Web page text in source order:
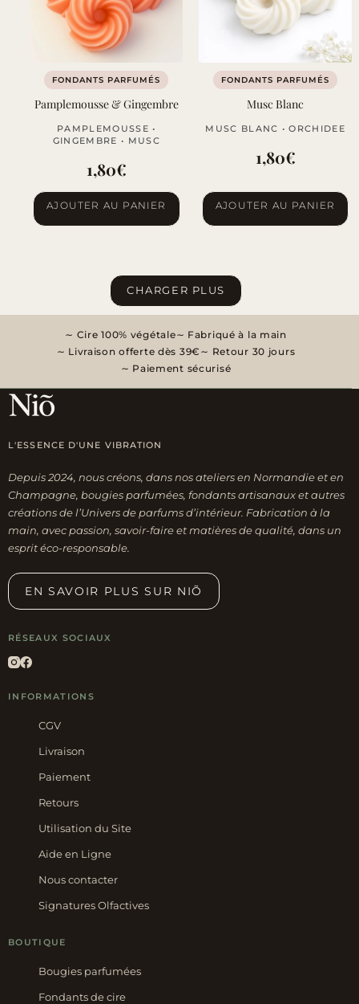
FONDANTS PARFUMÉS
Pamplemousse & Gingembre
PAMPLEMOUSSE •
GINGEMBRE • MUSC
1,80€
AJOUTER AU PANIER
FONDANTS PARFUMÉS
Musc Blanc
MUSC BLANC • ORCHIDEE
1,80€
AJOUTER AU PANIER
CHARGER PLUS
Cire 100% végétale
Fabriqué à la main
Livraison offerte dès 39€
Retour 30 jours
Paiement sécurisé
L'ESSENCE D'UNE VIBRATION
Depuis 2024, nous créons, dans nos ateliers en Normandie et en
Champagne, bougies parfumées, fondants artisanaux et autres
créations de l’Univers de parfums d’intérieur. Fabrication à la
main, avec passion, savoir-faire et matières de qualité, dans un
esprit éco-responsable.
EN SAVOIR PLUS SUR NIÕ
RÉSEAUX SOCIAUX
INFORMATIONS
CGV
Livraison
Paiement
Retours
Utilisation du Site
Aide en Ligne
Nous contacter
Signatures Olfactives
BOUTIQUE
Bougies parfumées
Fondants de cire